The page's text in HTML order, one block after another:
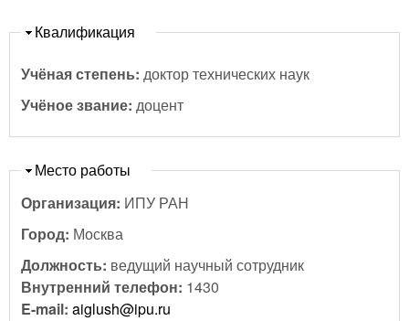
Скрыть
Квалификация
Учёная степень: доктор технических наук
Учёное звание: доцент
Скрыть
Место работы
Организация: ИПУ РАН
Город: Москва
Должность: ведущий научный сотрудник
Внутренний телефон: 1430
E-mail: aiglush@ipu.ru